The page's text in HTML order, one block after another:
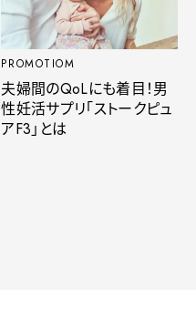
PROMOTIOM
夫婦間のQoLにも着目！男
性妊活サプリ「ストークピュ
アF3」とは